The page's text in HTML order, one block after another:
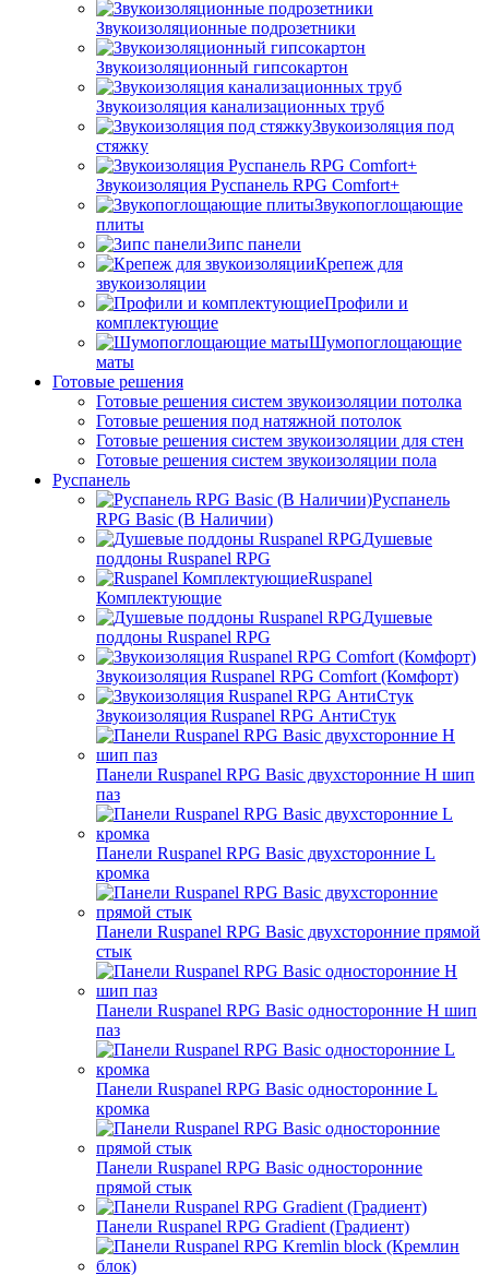
Звукоизоляционные подрозетники
Звукоизоляционный гипсокартон
Звукоизоляция канализационных труб
Звукоизоляция под
стяжку
Звукоизоляция Руспанель RPG Comfort+
Звукопоглощающие
плиты
Зипс панели
Крепеж для
звукоизоляции
Профили и
комплектующие
Шумопоглощающие
маты
Готовые решения
Готовые решения систем звукоизоляции потолка
Готовые решения под натяжной потолок
Готовые решения систем звукоизоляции для стен
Готовые решения систем звукоизоляции пола
Руспанель
Руспанель
RPG Basic (В Наличии)
Душевые
поддоны Ruspanel RPG
Ruspanel
Комплектующие
Душевые
поддоны Ruspanel RPG
Звукоизоляция Ruspanel RPG Comfort (Комфорт)
Звукоизоляция Ruspanel RPG АнтиСтук
Панели Ruspanel RPG Basic двухсторонние H шип
паз
Панели Ruspanel RPG Basic двухсторонние L
кромка
Панели Ruspanel RPG Basic двухсторонние прямой
стык
Панели Ruspanel RPG Basic односторонние H шип
паз
Панели Ruspanel RPG Basic односторонние L
кромка
Панели Ruspanel RPG Basic односторонние
прямой стык
Панели Ruspanel RPG Gradient (Градиент)